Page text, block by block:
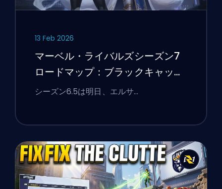
13 Feb 2026
マーベル・ライバルズシーズン7
ロードマップ：ブラックキャッ
ト、ホワイトフォックス、そして
シーズン6.5は明日、エルサ…